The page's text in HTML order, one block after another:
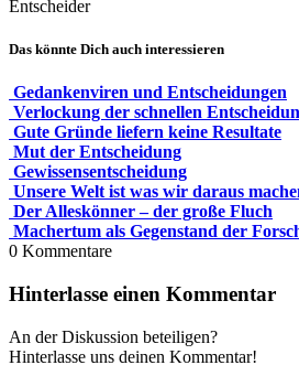
Entscheider
Das könnte Dich auch interessieren
Gedankenviren und Entscheidungen
Verlockung der schnellen
Gute Gründe liefern keine Resultate
Mut der Entscheidung
Gewissensentscheidung
Unsere Welt ist was wir daraus
Der Alleskönner – der große Fluch
Machertum als Gegenstand der
0 Kommentare
Hinterlasse einen Kommentar
An der Diskussion beteiligen?
Hinterlasse uns deinen Kommentar!